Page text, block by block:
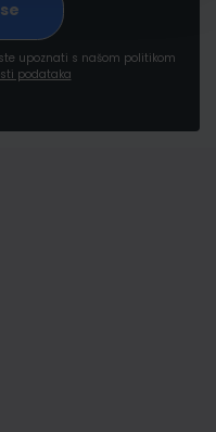
upoznati s našom politikom
podataka